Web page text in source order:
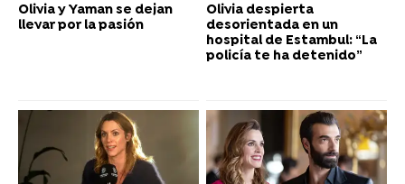
Olivia y Yaman se dejan
llevar por la pasión
Olivia despierta
desorientada en un
hospital de Estambul: “La
policía te ha detenido”